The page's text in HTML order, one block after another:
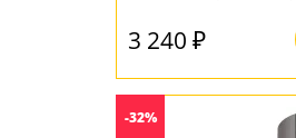
3 240 ₽
-32%